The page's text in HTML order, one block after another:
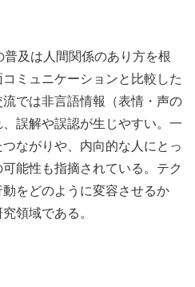
及は人間関係のあり方を根
ミュニケーションと比較した
では非言語情報（表情・声の
誤解や誤認が生じやすい。一
ながりや、内向的な人にとっ
能性も指摘されている。テク
をどのように変容させるか
領域である。